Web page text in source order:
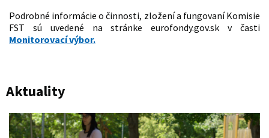
Podrobné informácie o činnosti, zložení a fungovaní Komisie
FST sú uvedené na stránke eurofondy.gov.sk v časti
Monitorovací výbor.
Aktuality